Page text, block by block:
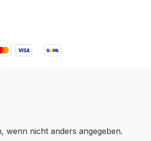
wenn nicht anders angegeben.